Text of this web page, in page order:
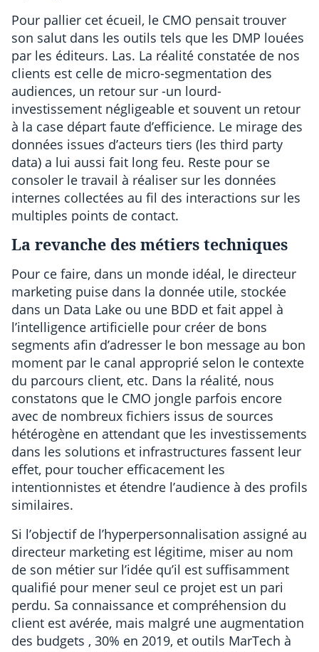
Pour pallier cet écueil, le CMO pensait trouver
son salut dans les outils tels que les DMP louées
par les éditeurs. Las. La réalité constatée de nos
clients est celle de micro-segmentation des
audiences, un retour sur -un lourd-
investissement négligeable et souvent un retour
à la case départ faute d’efficience. Le mirage des
données issues d’acteurs tiers (les third party
data) a lui aussi fait long feu. Reste pour se
consoler le travail à réaliser sur les données
internes collectées au fil des interactions sur les
multiples points de contact.
La revanche des métiers techniques
Pour ce faire, dans un monde idéal, le directeur
marketing puise dans la donnée utile, stockée
dans un Data Lake ou une BDD et fait appel à
l’intelligence artificielle pour créer de bons
segments afin d’adresser le bon message au bon
moment par le canal approprié selon le contexte
du parcours client, etc. Dans la réalité, nous
constatons que le CMO jongle parfois encore
avec de nombreux fichiers issus de sources
hétérogène en attendant que les investissements
dans les solutions et infrastructures fassent leur
effet, pour toucher efficacement les
intentionnistes et étendre l’audience à des profils
similaires.
Si l’objectif de l’hyperpersonnalisation assigné au
directeur marketing est légitime, miser au nom
de son métier sur l’idée qu’il est suffisamment
qualifié pour mener seul ce projet est un pari
perdu. Sa connaissance et compréhension du
client est avérée, mais malgré une augmentation
des budgets , 30% en 2019, et outils MarTech à